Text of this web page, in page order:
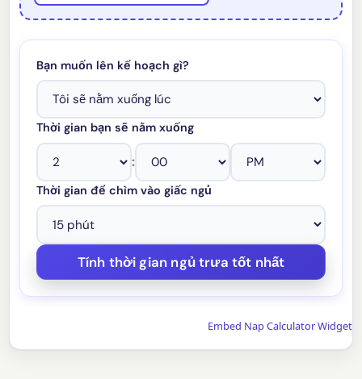
Bạn muốn lên kế hoạch gì?
Thời gian bạn sẽ nằm xuống
:
Thời gian để chìm vào giấc ngủ
Embed Nap Calculator Widget